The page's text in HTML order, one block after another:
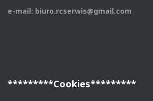
e-mail: biuro.rcserwis@gmail.com
*********Cookies*********